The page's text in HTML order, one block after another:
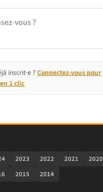
inscrit·e ? Connectez-vous pour
1 clic
2023 2022 2021 2020
2015 2014